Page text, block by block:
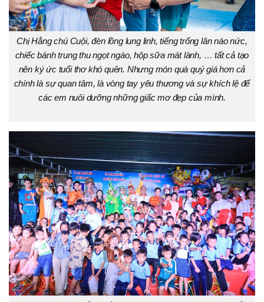
Chị Hằng chú Cuội, đèn lồng lung linh, tiếng trống lân náo nức,
chiếc bánh trung thu ngọt ngào, hộp sữa mát lành, … tất cả tạo
nên ký ức tuổi thơ khó quên. Nhưng món quà quý giá hơn cả
chính là sự quan tâm, là vòng tay yêu thương và sự khích lệ để
các em nuôi dưỡng những giấc mơ đẹp của mình.